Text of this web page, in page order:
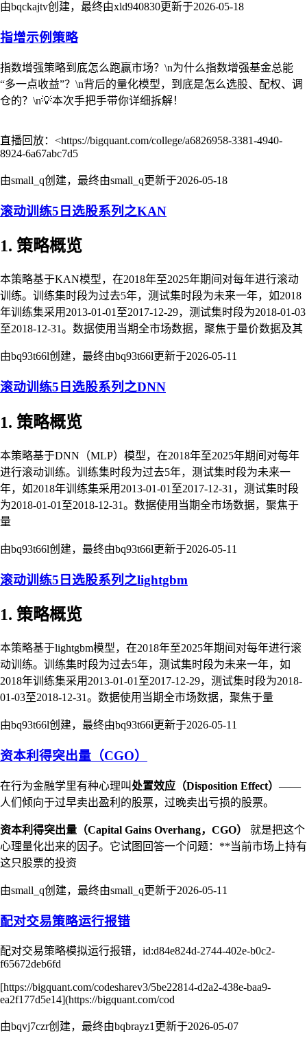
由bqckajtv创建，最终由xld940830更新于2026-05-18
指增示例策略
指数增强策略到底怎么跑赢市场？\n为什么指数增强基金总能
“多一点收益”？\n背后的量化模型，到底是怎么选股、配权、调
仓的？\n💡本次手把手带你详细拆解！
直播回放：<https://bigquant.com/college/a6826958-3381-4940-
8924-6a67abc7d5
由small_q创建，最终由small_q更新于2026-05-18
滚动训练5日选股系列之KAN
1. 策略概览
本策略基于KAN模型，在2018年至2025年期间对每年进行滚动
训练。训练集时段为过去5年，测试集时段为未来一年，如2018
年训练集采用2013-01-01至2017-12-29，测试集时段为2018-01-03
至2018-12-31。数据使用当期全市场数据，聚焦于量价数据及其
由bq93t66l创建，最终由bq93t66l更新于2026-05-11
滚动训练5日选股系列之DNN
1. 策略概览
本策略基于DNN（MLP）模型，在2018年至2025年期间对每年
进行滚动训练。训练集时段为过去5年，测试集时段为未来一
年，如2018年训练集采用2013-01-01至2017-12-31，测试集时段
为2018-01-01至2018-12-31。数据使用当期全市场数据，聚焦于
量
由bq93t66l创建，最终由bq93t66l更新于2026-05-11
滚动训练5日选股系列之lightgbm
1. 策略概览
本策略基于lightgbm模型，在2018年至2025年期间对每年进行滚
动训练。训练集时段为过去5年，测试集时段为未来一年，如
2018年训练集采用2013-01-01至2017-12-29，测试集时段为2018-
01-03至2018-12-31。数据使用当期全市场数据，聚焦于量
由bq93t66l创建，最终由bq93t66l更新于2026-05-11
资本利得突出量（CGO）
在行为金融学里有种心理叫处置效应（Disposition Effect） ——
人们倾向于过早卖出盈利的股票，过晚卖出亏损的股票。
资本利得突出量（Capital Gains Overhang，CGO）
就是把这个
心理量化出来的因子。它试图回答一个问题：**当前市场上持有
这只股票的投资
由small_q创建，最终由small_q更新于2026-05-11
配对交易策略运行报错
配对交易策略模拟运行报错，id:d84e824d-2744-402e-b0c2-
f65672deb6fd
[https://bigquant.com/codesharev3/5be22814-d2a2-438e-baa9-
ea2f177d5e14](https://bigquant.com/cod
由bqvj7czr创建，最终由bqbrayz1更新于2026-05-07